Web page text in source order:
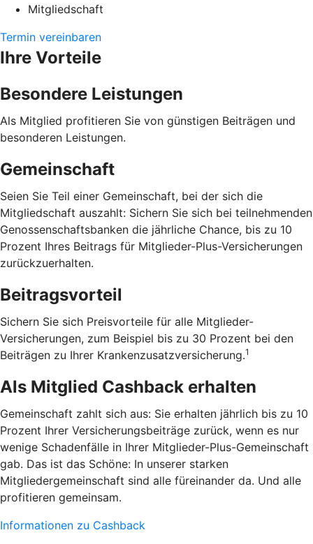
Mitgliedschaft
Termin vereinbaren
Ihre Vorteile
Besondere Leistungen
Als Mitglied profitieren Sie von günstigen Beiträgen und
besonderen Leistungen.
Gemeinschaft
Seien Sie Teil einer Gemeinschaft, bei der sich die
Mitgliedschaft auszahlt: Sichern Sie sich bei teilnehmenden
Genossenschaftsbanken die jährliche Chance, bis zu 10
Prozent Ihres Beitrags für Mitglieder-Plus-Versicherungen
zurückzuerhalten.
Beitragsvorteil
Sichern Sie sich Preisvorteile für alle Mitglieder-
Versicherungen, zum Beispiel bis zu 30 Prozent bei den
Beiträgen zu Ihrer Krankenzusatzversicherung.1
Als Mitglied Cashback erhalten
Gemeinschaft zahlt sich aus: Sie erhalten jährlich bis zu 10
Prozent Ihrer Versicherungsbeiträge zurück, wenn es nur
wenige Schadenfälle in Ihrer Mitglieder-Plus-Gemeinschaft
gab. Das ist das Schöne: In unserer starken
Mitgliedergemeinschaft sind alle füreinander da. Und alle
profitieren gemeinsam.
Informationen zu Cashback